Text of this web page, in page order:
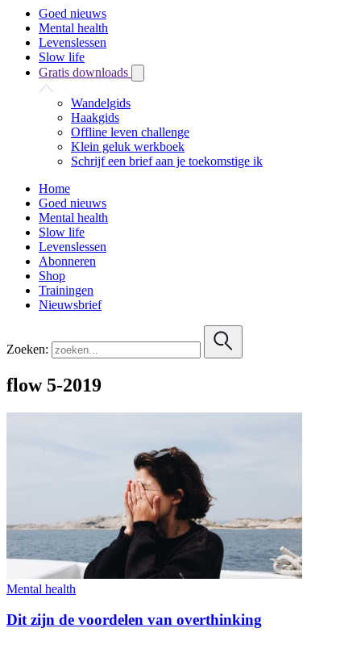
Goed nieuws
Mental health
Levenslessen
Slow life
Gratis downloads
Wandelgids
Haakgids
Offline leven challenge
Klein geluk werkboek
Schrijf een brief aan je toekomstige ik
Home
Goed nieuws
Mental health
Slow life
Levenslessen
Abonneren
Shop
Trainingen
Nieuwsbrief
Zoeken:
flow 5-2019
Mental health
Dit zijn de voordelen van overthinking